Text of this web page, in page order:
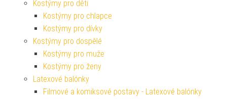
Kostýmy pro děti
Kostýmy pro chlapce
Kostýmy pro dívky
Kostýmy pro dospělé
Kostýmy pro muže
Kostýmy pro ženy
Latexové balónky
Filmové a komiksové postavy - Latexové balónky